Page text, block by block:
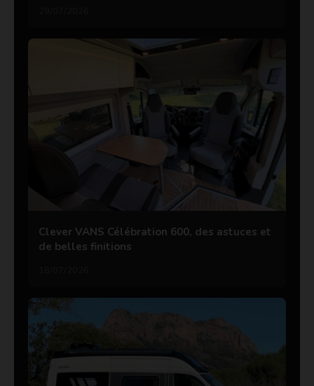
Clever VANS Célébration 600, des astuces et
de belles finitions